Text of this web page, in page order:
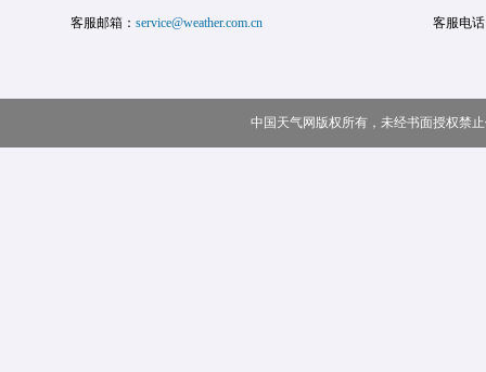
客服邮箱： service@weather.com.cn 客服电
中国天气网版权所有，未经书面授权